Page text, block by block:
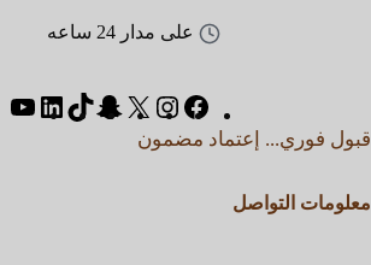
على مدار 24 ساعه
قبول فوري... إعتماد مضمون
معلومات التواصل